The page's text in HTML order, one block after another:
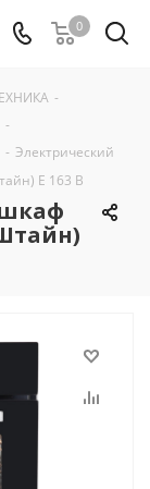
0
-
-
- Электрический
E 163 B